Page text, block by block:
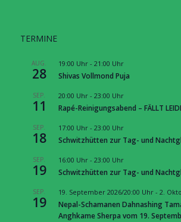
TERMINE
AUG.
28
19:00 Uhr- 21:00 Uhr
Shivas Vollmond Puja
SEP.
11
20:00 Uhr- 23:00 Uhr
Rapé-Reinigungsabend – FÄLLT
SEP.
18
17:00 Uhr- 23:00 Uhr
Schwitzhütten zur Tag- und
SEP.
19
16:00 Uhr- 23:00 Uhr
Schwitzhütten zur Tag- und
SEP.
19
19. September 2026/20:00 Uhr- 2.
Nepal-Schamanen Dahnashing
Anghkame Sherpa vom 19.